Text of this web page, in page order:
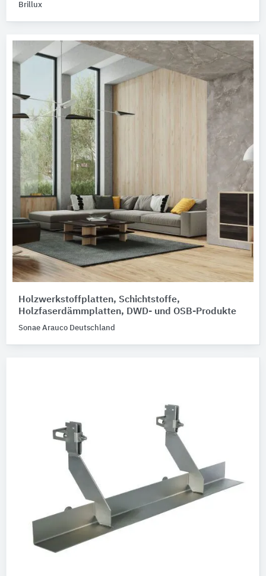
Brillux
Holzwerkstoffplatten, Schichtstoffe,
Holzfaserdämmplatten, DWD- und OSB-Produkte
Sonae Arauco Deutschland